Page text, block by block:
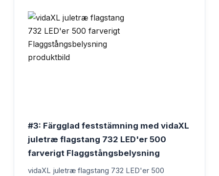
#3: Färgglad feststämning med vidaXL
juletræ flagstang 732 LED'er 500
farverigt Flaggstångsbelysning
vidaXL juletræ flagstang 732 LED'er 500